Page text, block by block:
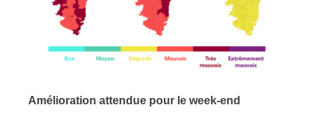
Amélioration attendue pour le week-end